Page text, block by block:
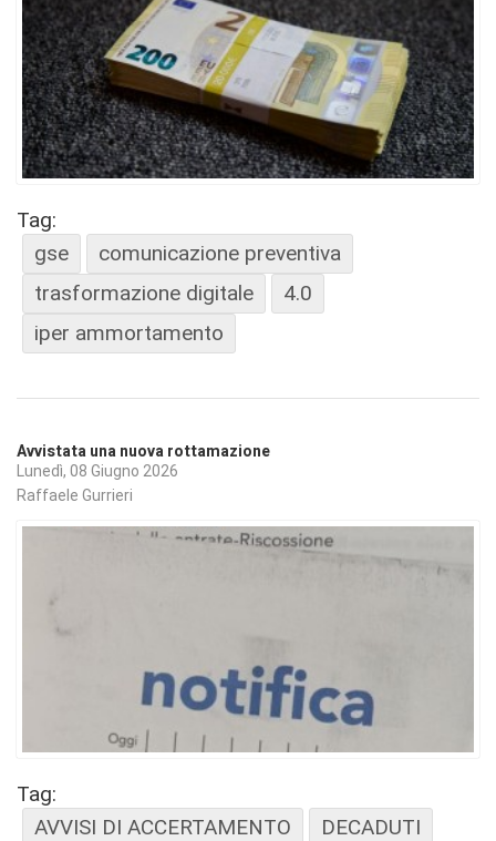
Tag:
gse
comunicazione preventiva
trasformazione digitale
4.0
iper ammortamento
Avvistata una nuova rottamazione
Lunedì, 08 Giugno 2026
Raffaele Gurrieri
Tag:
AVVISI DI ACCERTAMENTO
DECADUTI